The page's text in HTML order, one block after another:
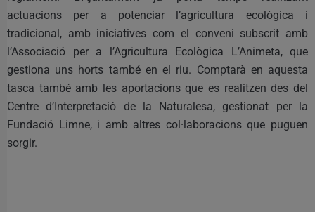
actuacions per a potenciar l’agricultura ecològica i
tradicional, amb iniciatives com el conveni subscrit amb
l’Associació per a l’Agricultura Ecològica L’Animeta, que
gestiona uns horts també en el riu. Comptarà en aquesta
tasca també amb les aportacions que es realitzen des del
Centre d’Interpretació de la Naturalesa, gestionat per la
Fundació Limne, i amb altres col·laboracions que puguen
sorgir.